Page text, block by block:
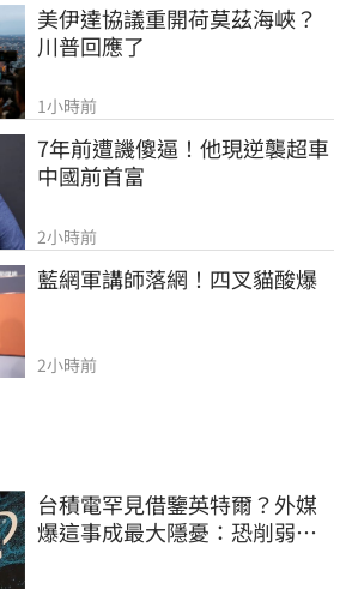
美伊達協議重開荷莫茲海峽？
川普回應了
1小時前
7年前遭譏傻逼！他現逆襲超車
中國前首富
2小時前
藍網軍講師落網！四叉貓酸爆
2小時前
台積電罕見借鑒英特爾？外媒
爆這事成最大隱憂：恐削弱領